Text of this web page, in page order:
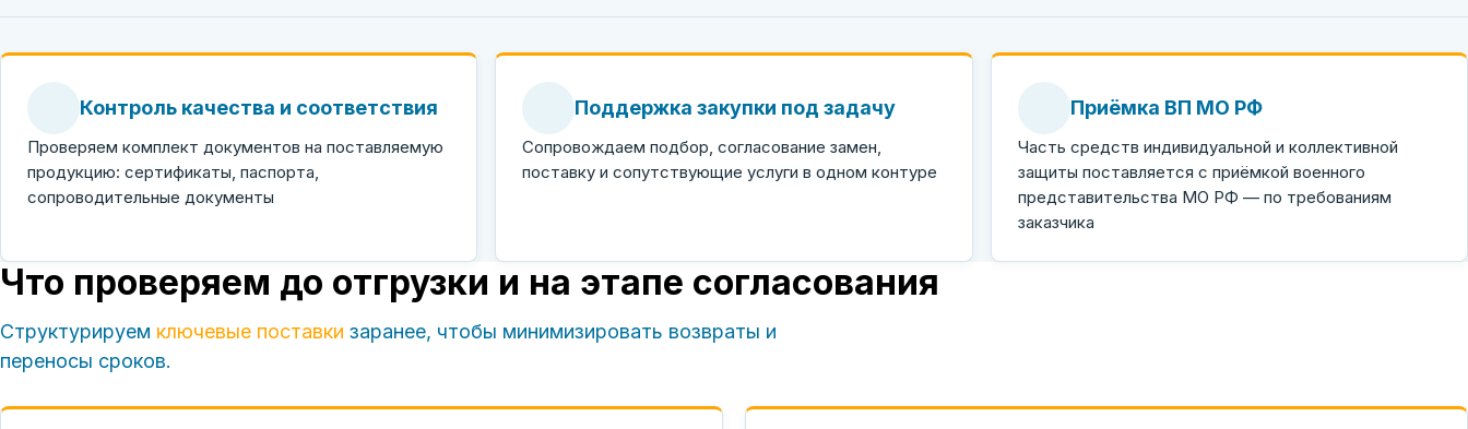
Контроль качества и соответствия
Проверяем комплект документов на поставляемую
продукцию: сертификаты, паспорта,
сопроводительные документы
Поддержка закупки под задачу
Сопровождаем подбор, согласование замен,
поставку и сопутствующие услуги в одном контуре
Приёмка ВП МО РФ
Часть средств индивидуальной и коллективной
защиты поставляется с приёмкой военного
представительства МО РФ — по требованиям
заказчика
Что проверяем до отгрузки и на этапе согласования
Структурируем ключевые поставки заранее, чтобы минимизировать возвраты и
переносы сроков.